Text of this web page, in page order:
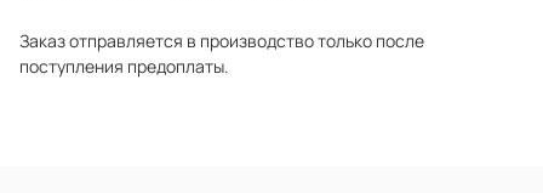
Заказ отправляется в производство только после
поступления предоплаты.